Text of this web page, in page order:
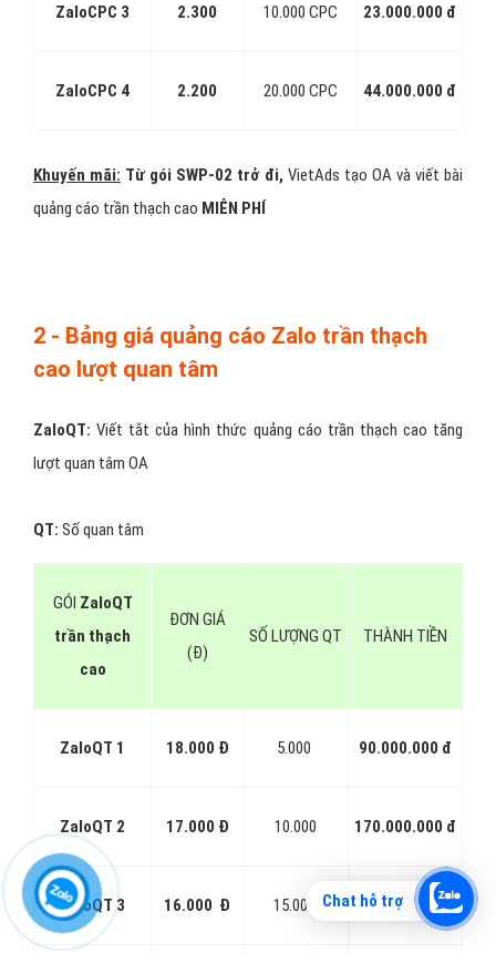
ZaloCPC 3 2.300 10.000 CPC 23.000.000 đ
ZaloCPC 4 2.200 20.000 CPC 44.000.000 đ
Khuyến mãi: Từ gói SWP-02 trở đi, VietAds tạo OA và viết bài
quảng cáo trần thạch cao MIỄN PHÍ
2 - Bảng giá quảng cáo Zalo trần thạch
cao lượt quan tâm
ZaloQT: Viết tắt của hình thức quảng cáo trần thạch cao tăng
lượt quan tâm OA
QT: Số quan tâm
GÓI ZaloQT
trần thạch
cao
ĐƠN GIÁ
(Đ)
SỐ LƯỢNG QT THÀNH TIỀN
ZaloQT 1 18.000 Đ 5.000 90.000.000 đ
ZaloQT 2 17.000 Đ 10.000 170.000.000 đ
ZaloQT 3 16.000 Đ 15.000 240.000.000 đ
Chat hỗ trợ